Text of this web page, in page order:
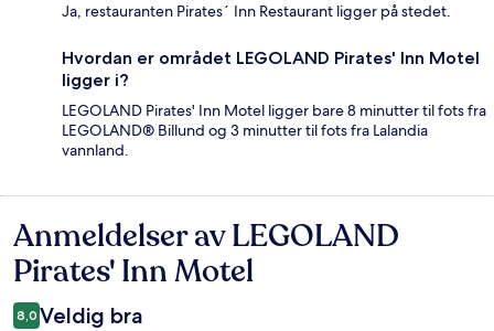
Ja, restauranten Pirates´ Inn Restaurant ligger på stedet.
Hvordan er området LEGOLAND Pirates' Inn Motel
ligger i?
LEGOLAND Pirates' Inn Motel ligger bare 8 minutter til fots fra
LEGOLAND® Billund og 3 minutter til fots fra Lalandia
vannland.
Anmeldelser
Anmeldelser av LEGOLAND
Pirates' Inn Motel
8,0 Veldig bra